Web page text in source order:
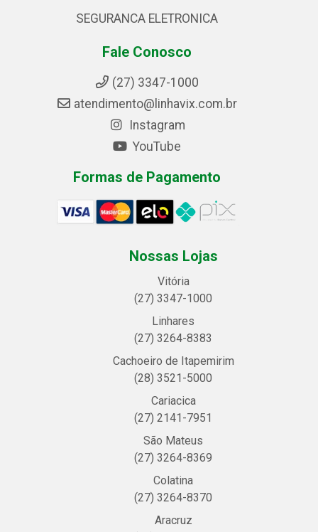
SEGURANCA ELETRONICA
Fale Conosco
(27) 3347-1000
atendimento@linhavix.com.br
Instagram
YouTube
Formas de Pagamento
Nossas Lojas
Vitória
(27) 3347-1000
Linhares
(27) 3264-8383
Cachoeiro de Itapemirim
(28) 3521-5000
Cariacica
(27) 2141-7951
São Mateus
(27) 3264-8369
Colatina
(27) 3264-8370
Aracruz